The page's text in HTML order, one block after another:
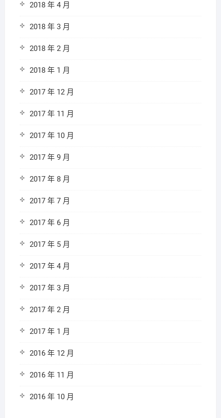
2018 年 4 月
2018 年 3 月
2018 年 2 月
2018 年 1 月
2017 年 12 月
2017 年 11 月
2017 年 10 月
2017 年 9 月
2017 年 8 月
2017 年 7 月
2017 年 6 月
2017 年 5 月
2017 年 4 月
2017 年 3 月
2017 年 2 月
2017 年 1 月
2016 年 12 月
2016 年 11 月
2016 年 10 月